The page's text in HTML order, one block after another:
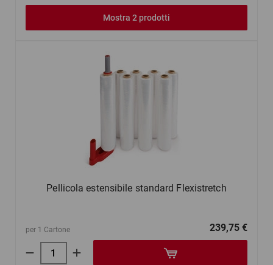
Mostra 2 prodotti
Pellicola estensibile standard Flexistretch
per 1 Cartone 239,75 €